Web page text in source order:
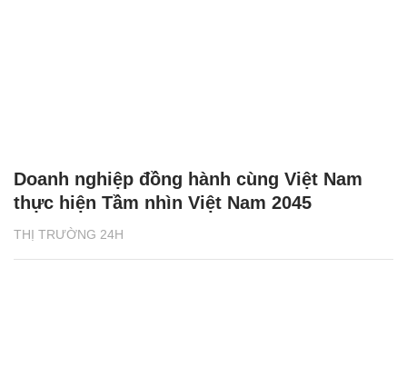
THỊ TRƯỜNG 24H
Doanh nghiệp đồng hành cùng Việt Nam
thực hiện Tầm nhìn Việt Nam 2045